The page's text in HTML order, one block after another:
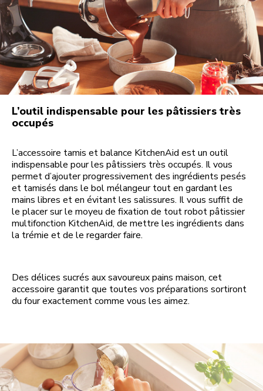
L’outil indispensable pour les pâtissiers très
occupés
L’accessoire tamis et balance KitchenAid est un outil
indispensable pour les pâtissiers très occupés. Il vous
permet d’ajouter progressivement des ingrédients pesés
et tamisés dans le bol mélangeur tout en gardant les
mains libres et en évitant les salissures. Il vous suffit de
le placer sur le moyeu de fixation de tout robot pâtissier
multifonction KitchenAid, de mettre les ingrédients dans
la trémie et de le regarder faire.
Des délices sucrés aux savoureux pains maison, cet
accessoire garantit que toutes vos préparations sortiront
du four exactement comme vous les aimez.